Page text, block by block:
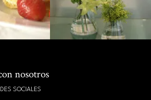
nosotros
SOCIALES